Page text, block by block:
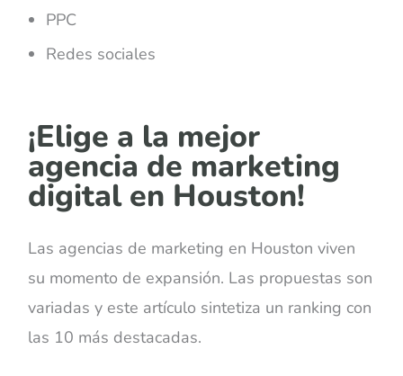
PPC
Redes sociales
¡Elige a la mejor
agencia de marketing
digital en Houston!
Las agencias de marketing en Houston viven
su momento de expansión. Las propuestas son
variadas y este artículo sintetiza un ranking con
las 10 más destacadas.